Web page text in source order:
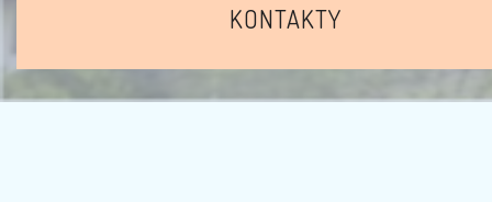
KONTAKTY